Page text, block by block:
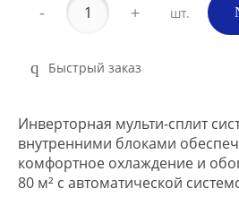
- + шт.
Быстрый заказ
Инверторная мульти-сплит
внутренними блоками
комфортное охлаждение и
80 м² с автоматической